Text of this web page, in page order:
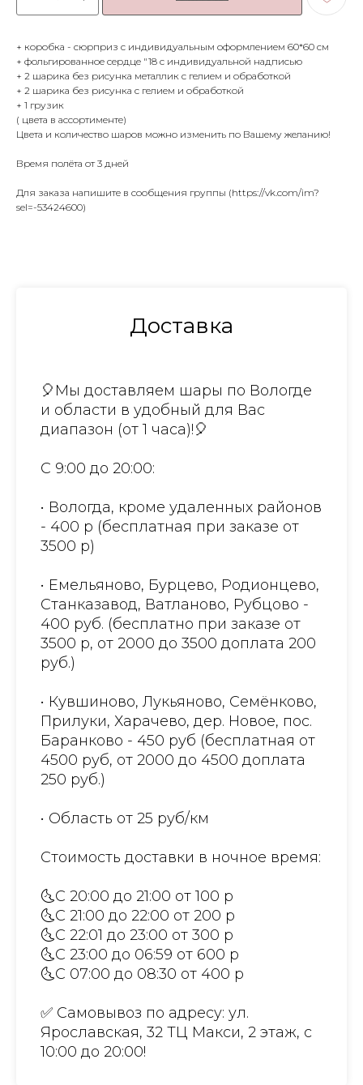
+ коробка - сюрприз с индивидуальным оформлением 60*60 см
+ фольгированное сердце "18 с индивидуальной надписью
+ 2 шарика без рисунка металлик с гелием и обработкой
+ 2 шарика без рисунка с гелием и обработкой
+ 1 грузик
( цвета в ассортименте)
Цвета и количество шаров можно изменить по Вашему желанию!
Время полёта от 3 дней
Для заказа напишите в сообщения группы (https://vk.com/im?
sel=-53424600)
Доставка
🎈Мы доставляем шары по Вологде
и области в удобный для Вас
диапазон (от 1 часа)!🎈
С 9:00 до 20:00:
• Вологда, кроме удаленных районов
- 400 р (бесплатная при заказе от
3500 р)
• Емельяново, Бурцево, Родионцево,
Станказавод, Ватланово, Рубцово -
400 руб. (бесплатно при заказе от
3500 р, от 2000 до 3500 доплата 200
руб.)
• Кувшиново, Лукьяново, Семёнково,
Прилуки, Харачево, дер. Новое, пос.
Баранково - 450 руб (бесплатная от
4500 руб, от 2000 до 4500 доплата
250 руб.)
• Область от 25 руб/км
Стоимость доставки в ночное время:
🌜С 20:00 до 21:00 от 100 р
🌜С 21:00 до 22:00 от 200 р
🌜С 22:01 до 23:00 от 300 р
🌜С 23:00 до 06:59 от 600 р
🌜С 07:00 до 08:30 от 400 р
✅ Самовывоз по адресу: ул.
Ярославская, 32 ТЦ Макси, 2 этаж, с
10:00 до 20:00!